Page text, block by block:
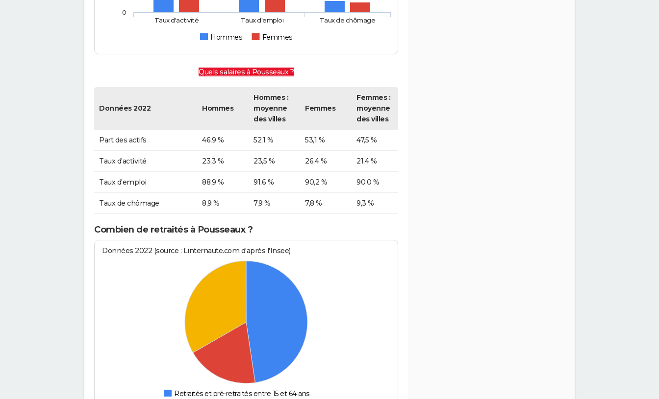
Hommes Femmes
Taux d'activité Taux d'emploi Taux de chômage
0
Quels salaires à Pousseaux ?
Données 2022 Hommes
Hommes :
moyenne
des villes
Femmes
Femmes :
moyenne
des villes
Part des actifs 46,9 % 52,1 % 53,1 % 47,5 %
Taux d'activité 23,3 % 23,5 % 26,4 % 21,4 %
Taux d'emploi 88,9 % 91,6 % 90,2 % 90,0 %
Taux de chômage 8,9 % 7,9 % 7,8 % 9,3 %
Combien de retraités à Pousseaux ?
Données 2022 (source : Linternaute.com d'après l'Insee)
Retraités et pré-retraités entre 15 et 64 ans